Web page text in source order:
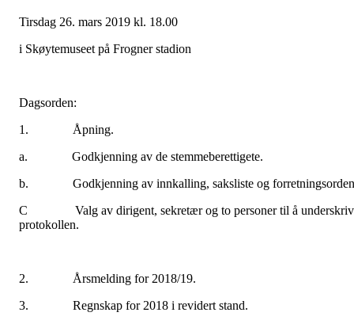
Tirsdag 26. mars 2019 kl. 18.00
i Skøytemuseet på Frogner stadion
Dagsorden:
1. Åpning.
a. Godkjenning av de stemmeberettigete.
b. Godkjenning av innkalling, saksliste og
C Valg av dirigent, sekretær og to personer til å
protokollen.
2. Årsmelding for 2018/19.
3. Regnskap for 2018 i revidert stand.